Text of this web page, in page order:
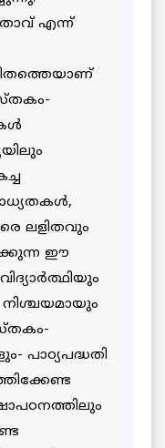
എന്ന്‍
ലളിതവും
ഈ
പാഠ്യപദ്ധതി